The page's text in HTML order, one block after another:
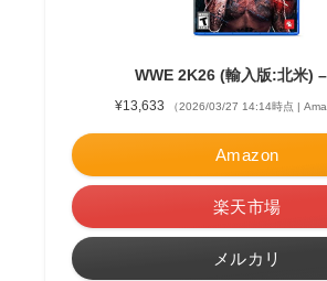
WWE 2K26 (輸入版:北米)
¥13,633 （2026/03/27 14:14時点 |
Amazon
楽天市場
メルカリ